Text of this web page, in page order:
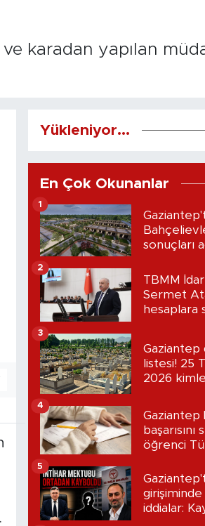
karadan yapılan
Yükleniyor...
En Çok Okunanlar
sonuçları
1
TBMM
Sermet
hesaplara
2
Gaziantep
listesi! 25
2026
3
Gaziantep
başarısını
öğrenci
4
iddialar:
5